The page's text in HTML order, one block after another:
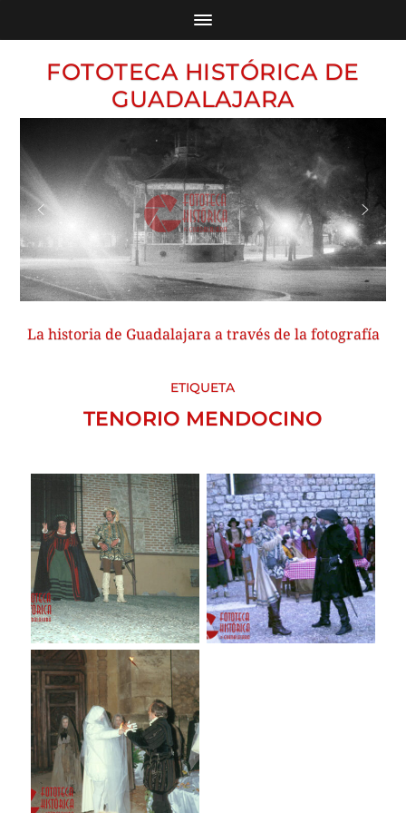
FOTOTECA HISTÓRICA DE
GUADALAJARA
La historia de Guadalajara a través de la fotografía
ETIQUETA
TENORIO MENDOCINO